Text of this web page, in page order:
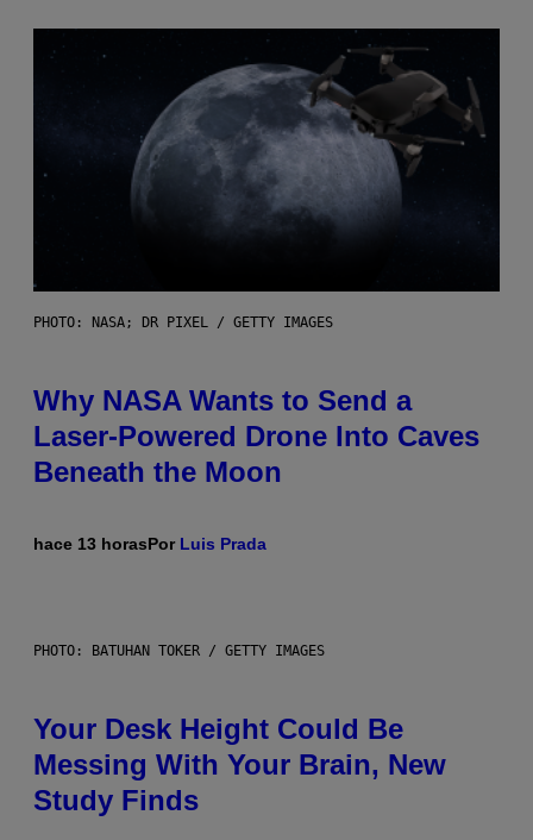
PHOTO: NASA; DR PIXEL / GETTY IMAGES
Why NASA Wants to Send a
Laser-Powered Drone Into Caves
Beneath the Moon
hace 13 horasPor Luis Prada
PHOTO: BATUHAN TOKER / GETTY IMAGES
Your Desk Height Could Be
Messing With Your Brain, New
Study Finds